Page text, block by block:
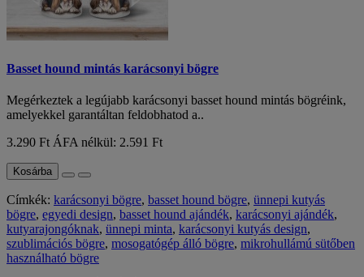
Basset hound mintás karácsonyi bögre
Megérkeztek a legújabb karácsonyi basset hound mintás bögréink,
amelyekkel garantáltan feldobhatod a..
3.290 Ft ÁFA nélkül: 2.591 Ft
Kosárba
Címkék: karácsonyi bögre, basset hound bögre, ünnepi kutyás
bögre, egyedi design, basset hound ajándék, karácsonyi ajándék,
kutyarajongóknak, ünnepi minta, karácsonyi kutyás design,
szublimációs bögre, mosogatógép álló bögre, mikrohullámú sütőben
használható bögre